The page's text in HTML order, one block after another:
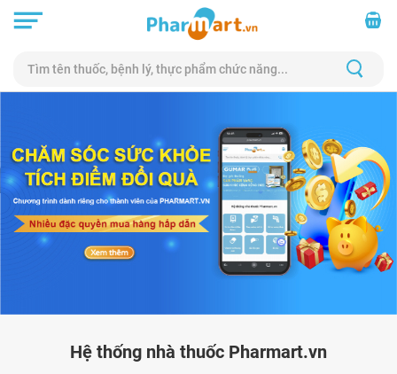
Hệ thống nhà thuốc Pharmart.vn